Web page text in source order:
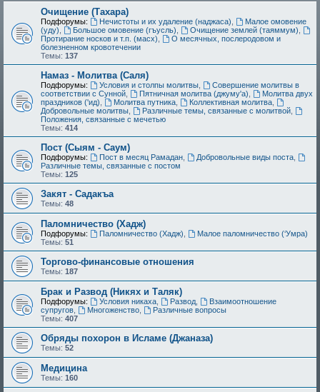
Очищение (Тахара)
Подфорумы: Нечистоты и их удаление (наджаса),
Малое омовение
(уду), Большое омовение (гъусль), Очищение землей (таяммум),
Протирание носков и т.п. (масх),
О месячных, послеродовом и
болезненном кровотечении
Темы: 137
Намаз - Молитва (Саля)
Подфорумы: Условия и столпы молитвы,
Совершение молитвы в
соответствии с Сунной, Пятничная молитва (джуму'а),
Молитва двух
праздников ('ид), Молитва путника, Коллективная молитва,
Добровольные молитвы, Различные темы, связанные с молитвой,
Положения, связанные с мечетью
Темы: 414
Пост (Сыям - Саум)
Подфорумы: Пост в месяц Рамадан, Добровольные виды поста,
Различные темы, связанные с постом
Темы: 125
Закят - Cадакъа
Темы: 48
Паломничество (Хадж)
Подфорумы: Паломничество (Хадж),
Малое паломничество (‘Умра)
Темы: 51
Торгово-финансовые отношения
Темы: 187
Брак и Развод (Никях и Таляк)
Подфорумы: Условия никаха, Развод,
Взаимоотношение
супругов, Многоженство,
Различные вопросы
Темы: 407
Обряды похорон в Исламе (Джаназа)
Темы: 52
Медицина
Темы: 160